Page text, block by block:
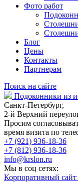
Фото работ
Блог
Цены
Контакты
Партнерам
Поиск на сайте
Подоконники из
Санкт-Петербург,
2-й Верхний
Просим
время визита по
+7 (921) 936-18-36
+7 (812) 936-18-36
info@krslon.ru
Мы в соц сетях:
Корпоративный сайт